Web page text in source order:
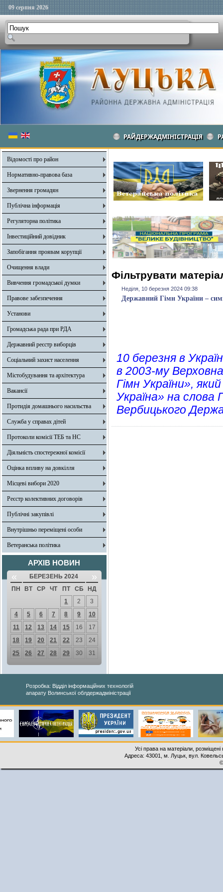
09 серпня 2026
РАЙДЕРЖАДМІНІСТРАЦІЯ
Відомості про район
Нормативно-правова база
Звернення громадян
Публічна інформація
Регуляторна політика
Інвестиційний довідник
Запобігання проявам корупції
Очищення влади
Вивчення громадської думки
Правове забезпечення
Установи
Громадська рада при РДА
Державний реєстр виборців
Соціальний захист населення
Містобудування та архітектура
Вакансії
Протидія домашнього насильства
Служба у справах дітей
Протоколи комісії ТЕБ та НС
Діяльність спостережної комісії
Оцінка впливу на довкілля
Місцеві вибори 2020
Реєстр колективних договорів
Публічні закупівлі
Внутрішньо переміщені особи
Ветеранська політика
АРХІВ НОВИН
« БЕРЕЗЕНЬ 2024 »
ПН ВТ СР ЧТ ПТ СБ
НД
1
2
3
4
5 6 7 8 9
10
11
12 13 14 15 16
17
18
19 20 21 22 23
24
25
26 27 28 29 30 31
Фільтрувати
Неділя, 10 березня 2024 09:38
Державний Гімн України –
10 березня в
в 2003-му
Гімн України»,
Україна» на слова
Вербицького
Розробка: Відділ інформаційних технологій
апарату Волинської облдержадміністрації
Усі права на матеріали,
Адреса: 43001, м. Луцьк, вул.